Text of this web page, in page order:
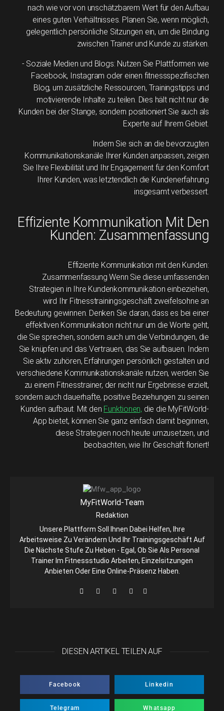
nach wie vor von unschätzbarem Wert für den Aufbau
eines guten Verhältnisses. Planen Sie, wenn möglich,
gelegentlich persönliche Sitzungen ein, um die Bindung
zwischen Trainer und Kunde zu stärken.
- Soziale Medien und Blogs: Nutzen Sie Plattformen wie
Facebook, Instagram oder einen fitnessspezifischen
Blog, um zusätzliche Ressourcen, Trainingstipps und
motivierende Inhalte zu teilen. Dies hält nicht nur die
Kunden bei der Stange, sondern positioniert Sie auch als
Experte auf Ihrem Gebiet.
Indem Sie sich an die bevorzugten
Kommunikationskanäle Ihrer Kunden anpassen, zeigen
Sie Ihre Flexibilität und Ihr Engagement für den Komfort
Ihrer Kunden, was letztendlich die Kundenerfahrung
insgesamt verbessert.
Effiziente Kommunikation Mit Den
Kunden: Zusammenfassung
Effiziente Kommunikation mit den Kunden:
Zusammenfassung Wenn Sie diese umfassenden
Strategien in Ihre Kundenkommunikation einbeziehen,
wird Ihr Fitnesstrainingsgeschäft zweifelsohne an
Bedeutung gewinnen. Denken Sie daran, dass es bei einer
effektiven Kommunikation nicht nur um die Worte geht,
die Sie sprechen, sondern auch um die Verbindungen, die
Sie knüpfen und das Vertrauen, das Sie aufbauen. Indem
Sie aktiv zuhören, Erfahrungen persönlich gestalten und
verschiedene Kommunikationskanäle nutzen, werden Sie
zu einem Fitnesstrainer, der nicht nur Ergebnisse erzielt,
sondern auch dauerhafte, positive Beziehungen zu seinen
Kunden aufbaut. Mit den Funktionen, die die MyFitWorld-
App bietet, können Sie ganz einfach damit beginnen,
diese Strategien noch heute umzusetzen, und
beobachten, wie Ihr Geschäft floriert!
MyFitWorld-Team
Redaktion
Unsere Plattform Soll Ihnen Dabei Helfen, Ihre
Arbeitsweise Zu Verändern Und Ihr Trainingsgeschäft Auf
Die Nächste Stufe Zu Heben - Egal, Ob Sie Als Personal
Trainer Im Fitnessstudio Arbeiten, Einzelsitzungen
Anbieten Oder Eine Online-Präsenz Haben.
DIESEN ARTIKEL TEILEN AUF
Facebook Linkedin
Telegram Whatsapp